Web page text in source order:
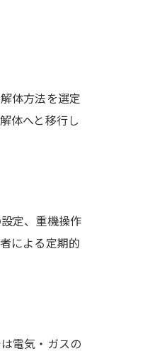
体方法を選定
体へと移行し
定、重機操作
による定期的
電気・ガスの